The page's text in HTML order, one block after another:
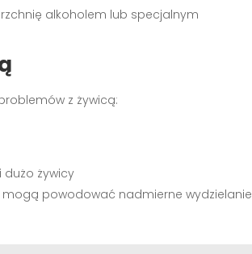
alkoholem lub specjalnym
z żywicą:
żywicy
powodować nadmierne wydzielanie